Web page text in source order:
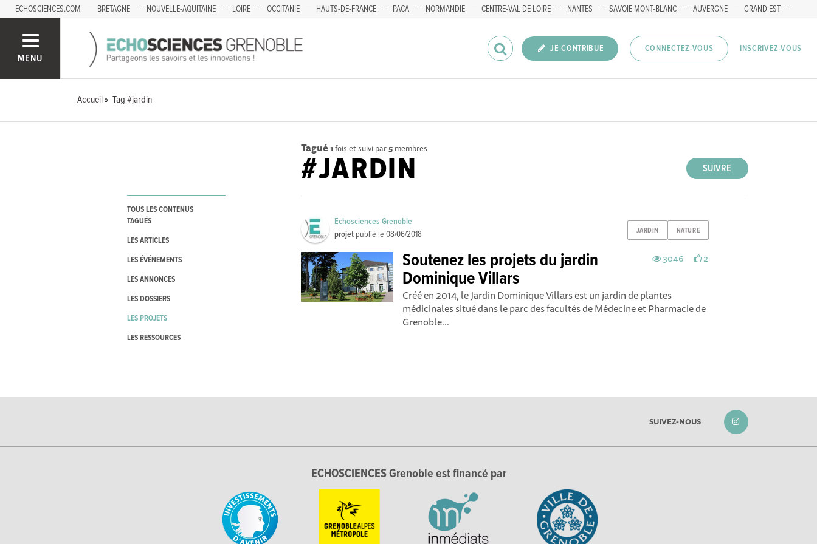
ECHOSCIENCES.COM BRETAGNE NOUVELLE-AQUITAINE LOIRE OCCITANIE HAUTS-DE-FRANCE PACA NORMANDIE CENTRE-VAL DE LOIRE NANTES SAVOIE MONT-BLANC AUVERGNE
GRAND EST
MENU
JE CONTRIBUE CONNECTEZ-VOUS INSCRIVEZ-VOUS
Accueil Tag #jardin
TOUS LES CONTENUS
TAGUÉS
LES ARTICLES
LES ÉVÉNEMENTS
LES ANNONCES
LES DOSSIERS
LES PROJETS
LES RESSOURCES
Tagué 1 fois et suivi par5 membres
SUIVRE
#JARDIN
JARDIN NATURE
Echosciences Grenoble
projet publié le08/06/2018
3046 2
Soutenez les projets du jardin
Dominique Villars
Créé en 2014, le Jardin Dominique Villars est un jardin de plantes
médicinales situé dans le parc des facultés de Médecine et Pharmacie de
Grenoble...
SUIVEZ-NOUS
ECHOSCIENCES Grenoble est financé par